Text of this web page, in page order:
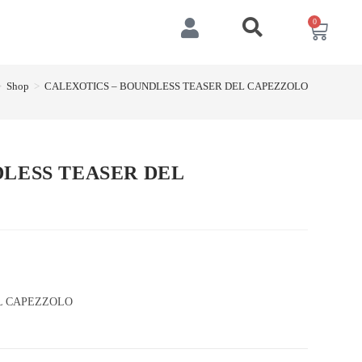
0
Shop > CALEXOTICS – BOUNDLESS TEASER DEL CAPEZZOLO
TEASER DEL
CAPEZZOLO